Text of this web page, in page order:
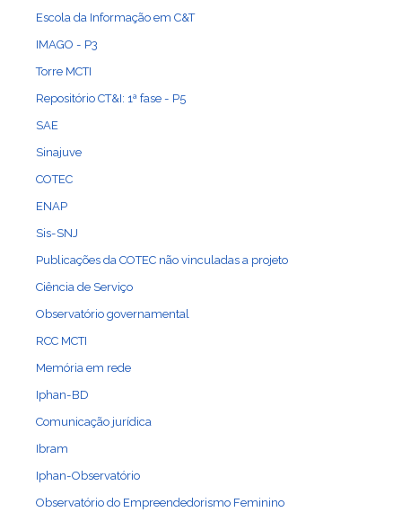
Escola da Informação em C&T
IMAGO - P3
Torre MCTI
Repositório CT&I: 1ª fase - P5
SAE
Sinajuve
COTEC
ENAP
Sis-SNJ
Publicações da COTEC não vinculadas a projeto
Ciência de Serviço
Observatório governamental
RCC MCTI
Memória em rede
Iphan-BD
Comunicação jurídica
Ibram
Iphan-Observatório
Observatório do Empreendedorismo Feminino